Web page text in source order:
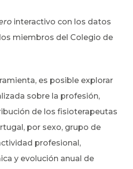
interactivo con los datos
miembros del Colegio de
es posible explorar
sobre la profesión,
de los fisioterapeutas
por sexo, grupo de
profesional,
y evolución anual de